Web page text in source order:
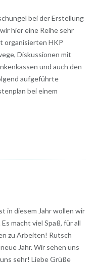
bei der Erstellung
hier eine Reihe sehr
organisierten HKP
Diskussionen mit
und auch den
aufgeführte
bei einem
in diesem Jahr wollen wir
macht viel Spaß, für all
zu Arbeiten! Rutsch
Jahr. Wir sehen uns
sehr! Liebe Grüße